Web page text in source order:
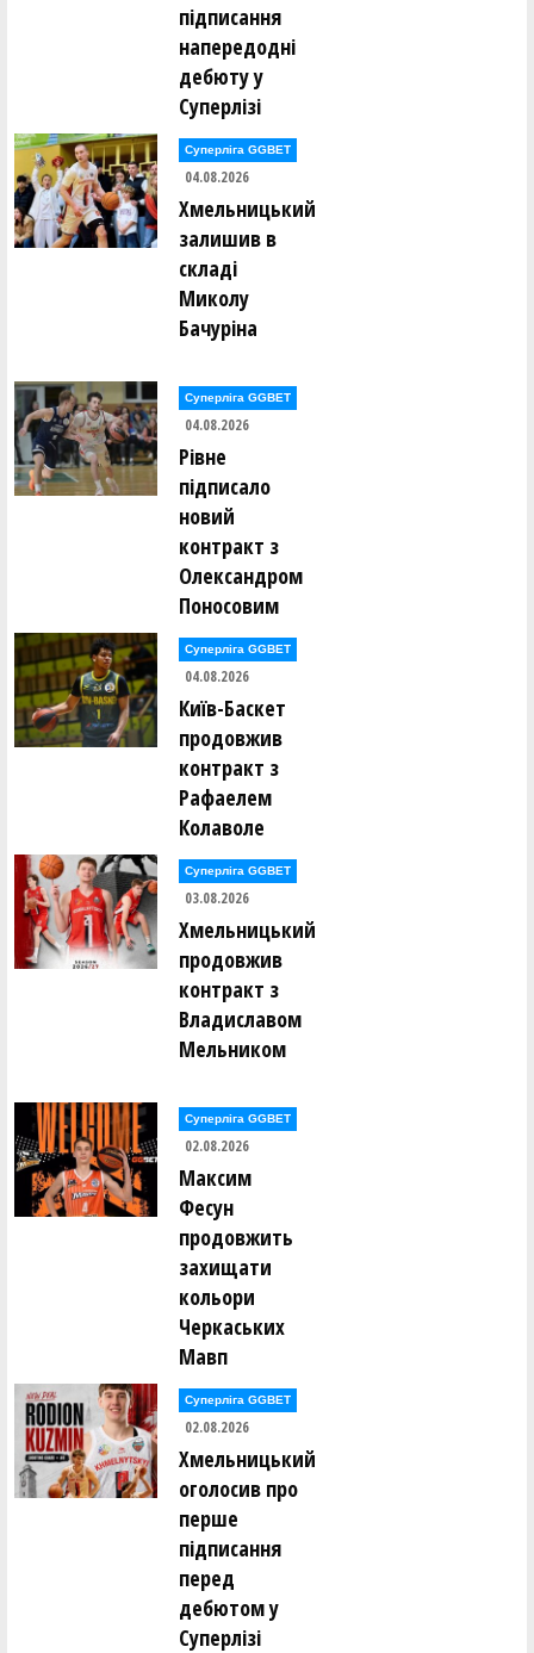
підписання
напередодні
дебюту у
Суперлізі
Суперліга GGBET
04.08.2026
Хмельницький
залишив в
складі
Миколу
Бачуріна
Суперліга GGBET
04.08.2026
Рівне
підписало
новий
контракт з
Олександром
Поносовим
Суперліга GGBET
04.08.2026
Київ-Баскет
продовжив
контракт з
Рафаелем
Колаволе
Суперліга GGBET
03.08.2026
Хмельницький
продовжив
контракт з
Владиславом
Мельником
Суперліга GGBET
02.08.2026
Максим
Фесун
продовжить
захищати
кольори
Черкаських
Мавп
Суперліга GGBET
02.08.2026
Хмельницький
оголосив про
перше
підписання
перед
дебютом у
Суперлізі